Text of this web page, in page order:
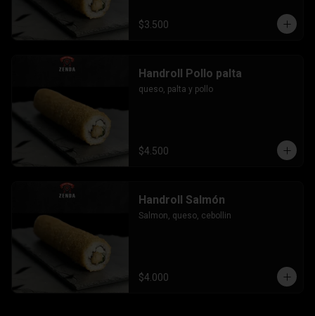
$3.500
Handroll Pollo palta
queso, palta y pollo
$4.500
Handroll Salmón
Salmon, queso, cebollin
$4.000